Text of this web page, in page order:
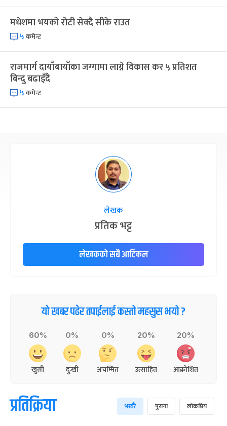
मधेशमा भयको रोटी सेक्दै सीके राउत
५कमेन्ट
राजमार्ग दायाँबायाँका जग्गामा लाग्ने विकास कर ५ प्रतिशत
बिन्दु बढाइँदै
५कमेन्ट
लेखक
प्रतिक भट्ट
लेखकको सबै आर्टिकल
यो खबर पढेर तपाईलाई कस्तो महसुस भयो ?
60%
खुसी
0%
दुःखी
0%
अचम्मित
20%
उत्साहित
20%
आक्रोशित
प्रतिक्रिया भर्खरै पुराना लोकप्रिय